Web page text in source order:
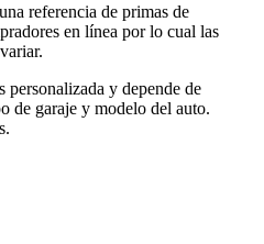
referencia de primas de
en línea por lo cual las
personalizada y depende de
de garaje y modelo del auto.